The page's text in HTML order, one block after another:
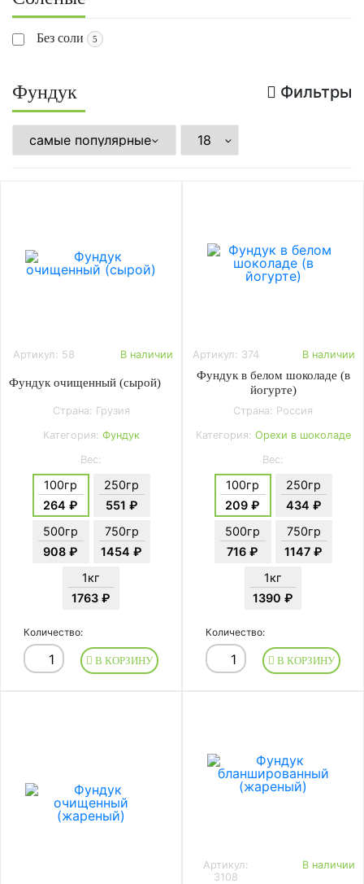
Без соли 5
Фундук Фильтры
Артикул: 58 В наличии
Фундук очищенный (сырой)
Страна: Грузия
Категория: Фундук
Вес:
100гр
264 ₽
250гр
551 ₽
500гр
908 ₽
750гр
1454 ₽
1кг
1763 ₽
Количество:
В КОРЗИНУ
Артикул: 374 В наличии
Фундук в белом шоколаде (в
йогурте)
Страна: Россия
Категория: Орехи в шоколаде
Вес:
100гр
209 ₽
250гр
434 ₽
500гр
716 ₽
750гр
1147 ₽
1кг
1390 ₽
Количество:
В КОРЗИНУ
Артикул:
3108
В наличии